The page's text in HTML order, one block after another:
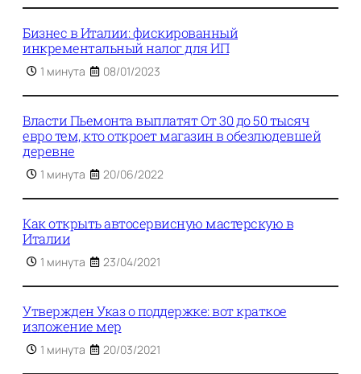
Бизнес в Италии: фискированный
инкрементальный налог для ИП
1 минута 08/01/2023
Власти Пьемонта выплатят От 30 до 50 тысяч
евро тем, кто откроет магазин в обезлюдевшей
деревне
1 минута 20/06/2022
Как открыть автосервисную мастерскую в
Италии
1 минута 23/04/2021
Утвержден Указ о поддержке: вот краткое
изложение мер
1 минута 20/03/2021